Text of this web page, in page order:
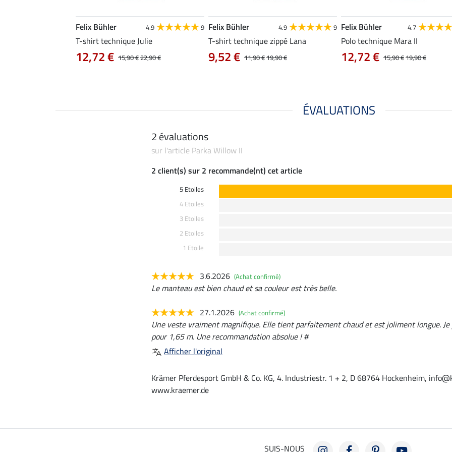
Felix Bühler 4.9 9
T-shirt technique Julie
15,90 €22,90 €
12,72 €
Felix Bühler 4.9 9
T-shirt technique zippé Lana
11,90 €19,90 €
9,52 €
Felix Bühler 4.7
Polo technique Mara II
15,90 €19,90 €
12,72 €
ÉVALUATIONS
2 évaluations
sur l'article Parka Willow II
2 client(s) sur 2 recommande(nt) cet article
5 Etoiles
4 Etoiles
3 Etoiles
2 Etoiles
1 Etoile
3.6.2026 (Achat confirmé)
Le manteau est bien chaud et sa couleur est très belle.
27.1.2026 (Achat confirmé)
Une veste vraiment magnifique. Elle tient parfaitement chaud et est joliment longue.
pour 1,65 m. Une recommandation absolue ! #
Afficher l'original
Krämer Pferdesport GmbH & Co. KG, 4. Industriestr. 1 + 2, D 68764 Hockenheim,
www.kraemer.de
SUIS-NOUS